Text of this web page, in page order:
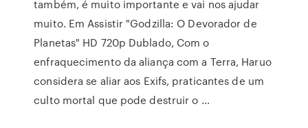
também, é muito importante e vai nos ajudar
muito. Em Assistir "Godzilla: O Devorador de
Planetas" HD 720p Dublado, Com o
enfraquecimento da aliança com a Terra, Haruo
considera se aliar aos Exifs, praticantes de um
culto mortal que pode destruir o …